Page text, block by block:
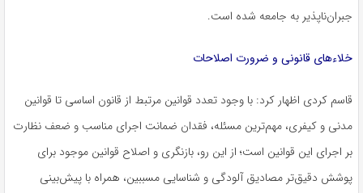
جبران‌ناپذیر به جامعه شده است.
خلاءهای قانونی و ضرورت اصلاحات
قاسم کردی اظهار کرد: با وجود تعدد قوانین مرتبط از قانون اساسی تا قوانین
مدنی و کیفری، مهم‌ترین مسئله، فقدان ضمانت اجرای مناسب و ضعف نظارت
بر اجرای این قوانین است؛ از این رو، بازنگری و اصلاح قوانین موجود برای
پوشش دقیق‌تر مصادیق آلودگی و شناسایی مسببین، همراه با پیش‌بینی